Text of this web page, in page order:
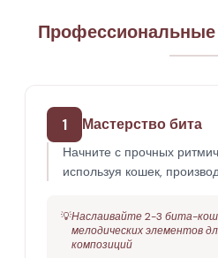
1 Мастерство бита
Начните с прочных
используя кошек,
💡Наслаивайте 2-3 бита-
мелодических элементов
композиций